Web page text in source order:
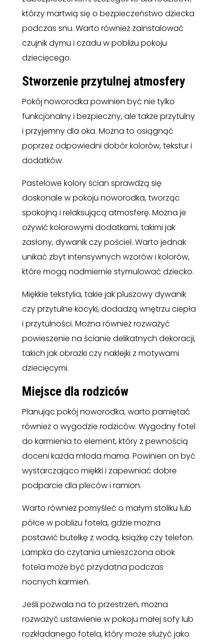
którzy martwią się o bezpieczeństwo dziecka
podczas snu. Warto również zainstalować
czujnik dymu i czadu w pobliżu pokoju
dziecięcego.
Stworzenie przytulnej atmosfery
Pokój noworodka powinien być nie tylko
funkcjonalny i bezpieczny, ale także przytulny
i przyjemny dla oka. Można to osiągnąć
poprzez odpowiedni dobór kolorów, tekstur i
dodatków.
Pastelowe kolory ścian sprawdzą się
doskonale w pokoju noworodka, tworząc
spokojną i relaksującą atmosferę. Można je
ożywić kolorowymi dodatkami, takimi jak
zasłony, dywanik czy pościel. Warto jednak
unikać zbyt intensywnych wzorów i kolorów,
które mogą nadmiernie stymulować dziecko.
Miękkie tekstylia, takie jak pluszowy dywanik
czy przytulne kocyki, dodadzą wnętrzu ciepła
i przytulności. Można również rozważyć
powieszenie na ścianie delikatnych dekoracji,
takich jak obrazki czy naklejki z motywami
dziecięcymi.
Miejsce dla rodziców
Planując pokój noworodka, warto pamiętać
również o wygodzie rodziców. Wygodny fotel
do karmienia to element, który z pewnością
doceni każda młoda mama. Powinien on być
wystarczająco miękki i zapewniać dobre
podparcie dla pleców i ramion.
Warto również pomyśleć o małym stoliku lub
półce w pobliżu fotela, gdzie można
postawić butelkę z wodą, książkę czy telefon.
Lampka do czytania umieszczona obok
fotela może być przydatna podczas
nocnych karmień.
Jeśli pozwala na to przestrzeń, można
rozważyć ustawienie w pokoju małej sofy lub
rozkładanego fotela, który może służyć jako